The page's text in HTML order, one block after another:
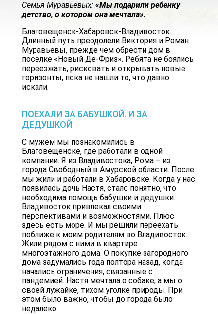
Семья Муравьевых: «Мы подарили ребенку
детство, о котором она мечтала».
Благовещенск-Хабаровск-Владивосток.
Длинный путь преодолели Виктория и Роман
Муравьевы, прежде чем обрести дом в
поселке «Новый Де-Фриз». Ребята не боялись
переезжать, рисковать и открывать новые
горизонты, пока не нашли то, что давно
искали.
ПОЕХАЛИ ЗА БАБУШКОЙ. И ЗА
ДЕДУШКОЙ
С мужем мы познакомились в
Благовещенске, где работали в одной
компании. Я из Владивостока, Рома – из
города Свободный в Амурской области. После
мы жили и работали в Хабаровске. Когда у нас
появилась дочь Настя, стало понятно, что
необходима помощь бабушки и дедушки.
Владивосток привлекал своими
перспективами и возможностями. Плюс
здесь есть море. И мы решили переехать
поближе к моим родителям во Владивосток.
Жили рядом с ними в квартире
многоэтажного дома. О покупке загородного
дома задумались года полтора назад, когда
начались ограничения, связанные с
пандемией. Настя мечтала о собаке, а мы о
своей лужайке, тихом уголке природы. При
этом было важно, чтобы до города было
недалеко.